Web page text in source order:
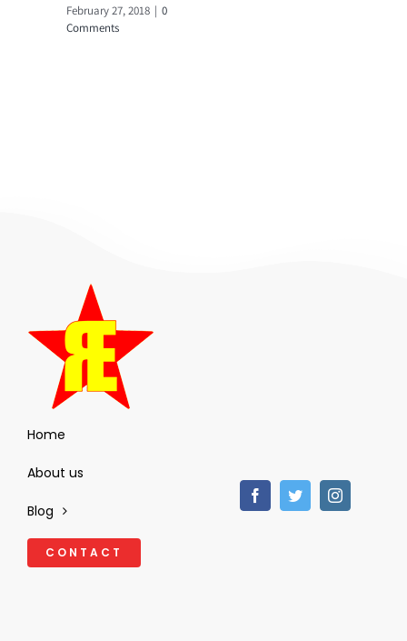
February 27, 2018 | 0
Comments
Home
About us
Blog
CONTACT